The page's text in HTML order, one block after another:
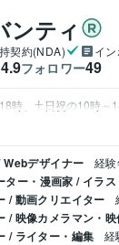
ンティ
契約(NDA) イ
4.9フォロワー49
時、土日祝の10時～
Webデザイナー 経
ター・漫画家 / イラ
/ 動画クリエイター
/ 映像カメラマン・
/ ライター・編集 経